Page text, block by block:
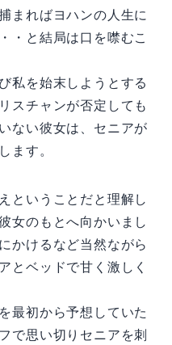
まればヨハンの人生に
・と結局は口を噤むこ
私を始末しようとする
スチャンが否定しても
ない彼女は、セニアが
ます。
ということだと理解し
女のもとへ向かいまし
かけるなど当然ながら
とベッドで甘く激しく
最初から予想していた
で思い切りセニアを刺